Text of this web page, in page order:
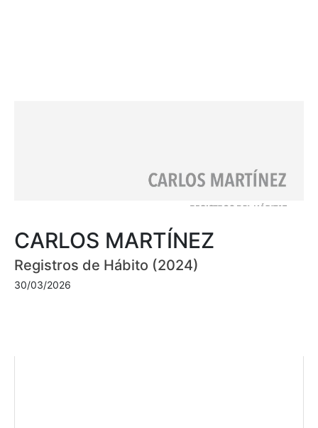
CARLOS MARTÍNEZ
Registros de Hábito (2024)
30/03/2026